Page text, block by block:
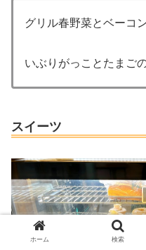
グリル春野菜とベーコ
いぶりがっことたまご
スイーツ
ホーム 検索